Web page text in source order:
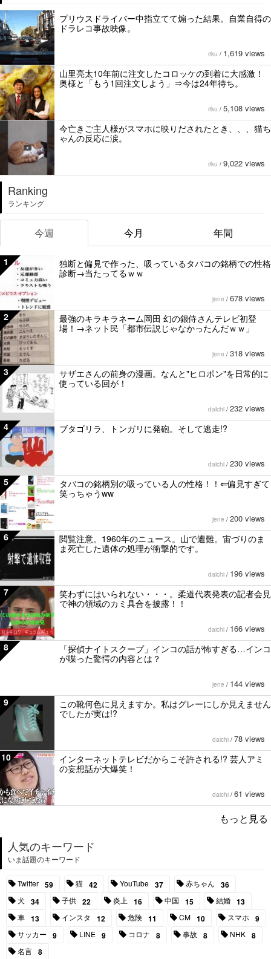
プリウスドライバー中指立てて煽った結果。自業自得の
ドラレコ事故映像。
riku / 1,619 views
山里亮太10年前に注文したコロッケの到着に大感激！
奥様と「もう1回注文しよう」⇒今は24年待ち。
riku / 5,108 views
今亡きご主人様がスマホに映りだされたとき、、、猫ち
ゃんの反応に涙。
riku / 9,022 views
Ranking
ランキング
今週 今月 年間
1
独断と偏見で作った、吸っているタバコの銘柄での性格
診断→当たってるｗｗ
jene / 678 views
2
最強のキラキラネーム岡田 幻の銀侍さんテレビ初登
場！→ネット民「都市伝説じゃなかったんだｗｗ」
jene / 318 views
3
サザエさんの前身の漫画。なんと"ヒロポン"を日常的に
使っている回が！
daichi / 232 views
4 ブタゴリラ、トンガリに発砲。そして逃走!?
daichi / 230 views
5
タバコの銘柄別の吸っている人の性格！！⇐偏見すぎて
笑っちゃうww
jene / 200 views
6
閲覧注意。1960年のニュース。山で遭難。宙づりのま
ま死亡した遺体の処理が衝撃的です。
daichi / 196 views
7
笑わずにはいられない・・・。柔道代表発表の記者会見
で神の領域のカミ具合を披露！！
daichi / 166 views
8
「探偵ナイトスクープ」インコの話が怖すぎる…インコ
が喋った驚愕の内容とは？
jene / 144 views
9
この靴何色に見えますか。私はグレーにしか見えません
でしたが実は!?
daichi / 78 views
10
インターネットテレビだからこそ許される!? 芸人アミ
の妄想話が大爆笑！
daichi / 61 views
もっと見る
人気のキーワード
いま話題のキーワード
Twitter 59 猫 42 YouTube 37 赤ちゃん 36
犬 34 子供 22 炎上 16 中国 15 結婚 13
車 13 インスタ 12 危険 11 CM 10 スマホ 9
サッカー 9 LINE 9 コロナ 8 事故 8 NHK 8
名言 8